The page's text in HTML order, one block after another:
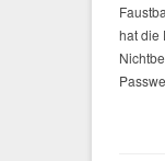
hat die